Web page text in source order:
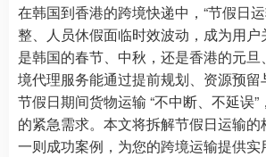
在韩国到香港的跨境快递中，“节假日
整、人员休假面临时效波动，成为用
是韩国的春节、中秋，还是香港的元
境代理服务能通过提前规划、资源预
节假日期间货物运输 “不中断、不延误
的紧急需求。本文将拆解节假日运输
一则成功案例，为您的跨境运输提供实